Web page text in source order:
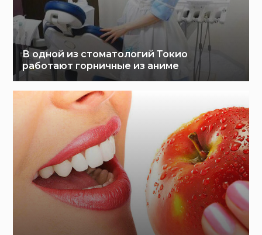
В одной из стоматологий Токио
работают горничные из аниме